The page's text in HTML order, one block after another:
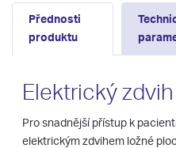
Přednosti
produktu
Elektrický
Pro snadnější přístup k
elektrickým zdvihem ložné